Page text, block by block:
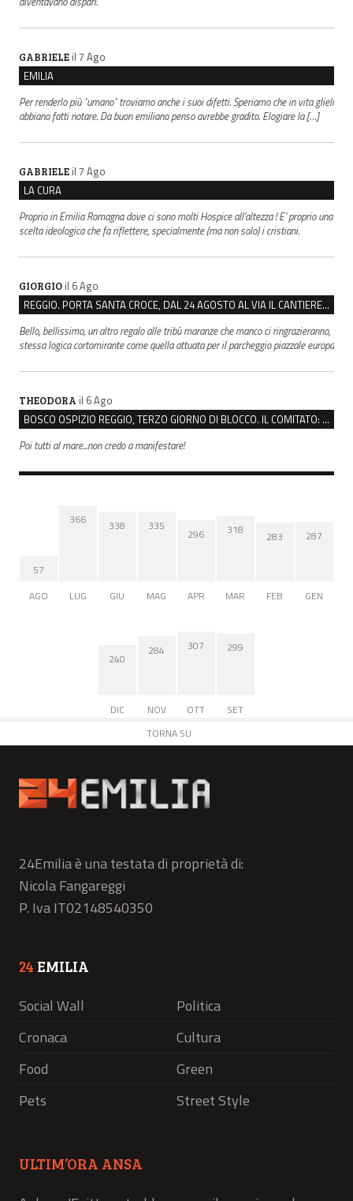
GABRIELE il 7 Ago
EMILIA
Per renderlo più "umano" troviamo anche i suoi difetti. Speriamo che in vita glieli
abbiano fatti notare. Da buon emiliano penso avrebbe gradito. Elogiare la […]
GABRIELE il 7 Ago
LA CURA
Proprio in Emilia Romagna dove ci sono molti Hospice all’altezza ! E’ proprio una
scelta ideologica che fa riflettere, specialmente (ma non solo) i cristiani.
GIORGIO il 6 Ago
REGGIO. PORTA SANTA CROCE, DAL 24 AGOSTO AL VIA IL CANTIERE PER IL NUOVO COLLETTORE FOGNARIO
Bello, bellissimo, un altro regalo alle tribù maranze che manco ci ringrazieranno,
stessa logica cortomirante come quella attuata per il parcheggio piazzale europa
THEODORA il 6 Ago
BOSCO OSPIZIO REGGIO, TERZO GIORNO DI BLOCCO. IL COMITATO: “PRESIDIO FINO A VENERDÌ”
Poi tutti al mare...non credo a manifestare!
57
AGO
366
LUG
338
GIU
335
MAG
296
APR
318
MAR
283
FEB
287
GEN
240
DIC
284
NOV
307
OTT
299
SET
TORNA SU
24Emilia è una testata di proprietà di:
Nicola Fangareggi
P. Iva IT02148540350
24 EMILIA
Social Wall
Politica
Cronaca
Cultura
Food
Green
Pets
Street Style
ULTIM’ORA ANSA